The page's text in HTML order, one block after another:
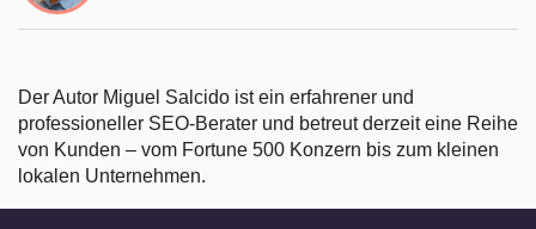
Der Autor Miguel Salcido ist ein erfahrener und
professioneller SEO-Berater und betreut derzeit eine Reihe
von Kunden – vom Fortune 500 Konzern bis zum kleinen
lokalen Unternehmen.